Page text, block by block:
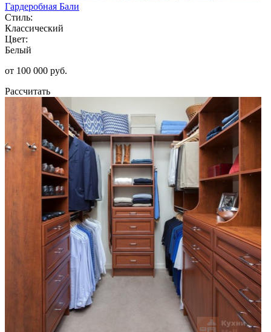
Гардеробная Бали
Стиль:
Классический
Цвет:
Белый
от 100 000 руб.
Рассчитать